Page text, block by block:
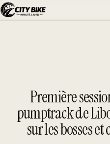
Aller
au
Première
pumptrack de
sur les bosses et